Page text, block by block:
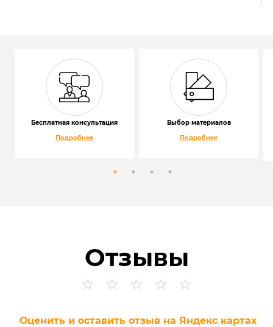
Бесплатная консультация
Подробнее
Выбор материалов
Подробнее
Отзывы
Оценить и оставить отзыв на Яндекс картах